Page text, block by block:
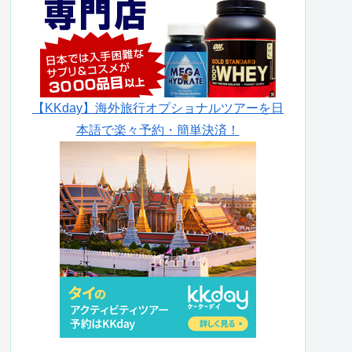
【KKday】海外旅行オプショナルツアーを日
本語で楽々予約・簡単決済！